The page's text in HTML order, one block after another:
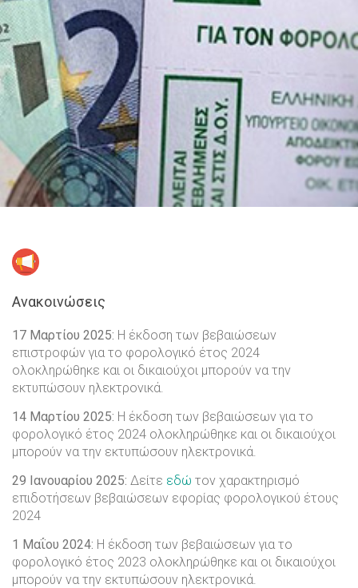
Ανακοινώσεις
17 Μαρτίου 2025: Η έκδοση των βεβαιώσεων
επιστροφών για το φορολογικό έτος 2024
ολοκληρώθηκε και οι δικαιούχοι μπορούν να την
εκτυπώσουν ηλεκτρονικά.
14 Μαρτίου 2025: Η έκδοση των βεβαιώσεων για το
φορολογικό έτος 2024 ολοκληρώθηκε και οι δικαιούχοι
μπορούν να την εκτυπώσουν ηλεκτρονικά.
29 Ιανουαρίου 2025: Δείτε εδώ τον χαρακτηρισμό
επιδοτήσεων βεβαιώσεων εφορίας φορολογικού έτους
2024
1 Μαΐου 2024: Η έκδοση των βεβαιώσεων για το
φορολογικό έτος 2023 ολοκληρώθηκε και οι δικαιούχοι
μπορούν να την εκτυπώσουν ηλεκτρονικά.